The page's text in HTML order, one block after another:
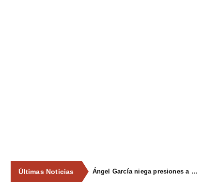
Últimas Noticias Ángel García niega presiones a comercios y asegura que el Ayuntamiento cumple "de manera muy rigurosa" la Ley de Contratos